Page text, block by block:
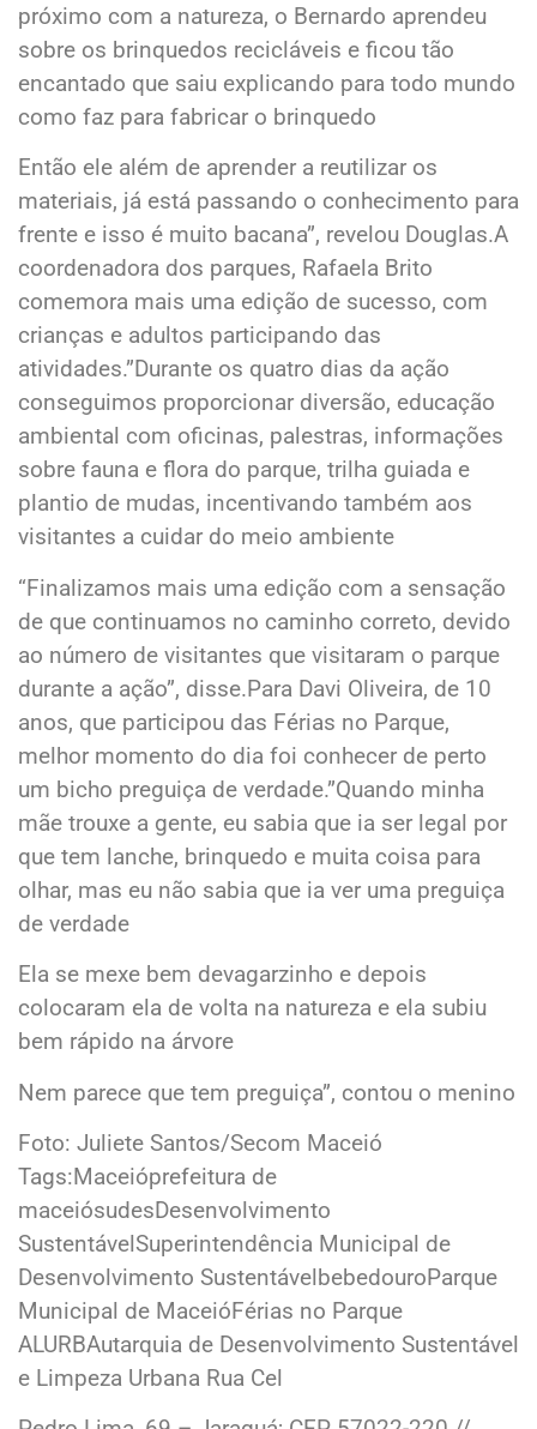
próximo com a natureza, o Bernardo aprendeu
sobre os brinquedos recicláveis e ficou tão
encantado que saiu explicando para todo mundo
como faz para fabricar o brinquedo
Então ele além de aprender a reutilizar os
materiais, já está passando o conhecimento para
frente e isso é muito bacana”, revelou Douglas.A
coordenadora dos parques, Rafaela Brito
comemora mais uma edição de sucesso, com
crianças e adultos participando das
atividades.”Durante os quatro dias da ação
conseguimos proporcionar diversão, educação
ambiental com oficinas, palestras, informações
sobre fauna e flora do parque, trilha guiada e
plantio de mudas, incentivando também aos
visitantes a cuidar do meio ambiente
“Finalizamos mais uma edição com a sensação
de que continuamos no caminho correto, devido
ao número de visitantes que visitaram o parque
durante a ação”, disse.Para Davi Oliveira, de 10
anos, que participou das Férias no Parque,
melhor momento do dia foi conhecer de perto
um bicho preguiça de verdade.”Quando minha
mãe trouxe a gente, eu sabia que ia ser legal por
que tem lanche, brinquedo e muita coisa para
olhar, mas eu não sabia que ia ver uma preguiça
de verdade
Ela se mexe bem devagarzinho e depois
colocaram ela de volta na natureza e ela subiu
bem rápido na árvore
Nem parece que tem preguiça”, contou o menino
Foto: Juliete Santos/Secom Maceió
Tags:Maceióprefeitura de
maceiósudesDesenvolvimento
SustentávelSuperintendência Municipal de
Desenvolvimento SustentávelbebedouroParque
Municipal de MaceióFérias no Parque
ALURBAutarquia de Desenvolvimento Sustentável
e Limpeza Urbana Rua Cel